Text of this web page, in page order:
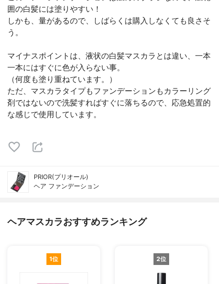
囲の白髪には塗りやすい！
しかも、量があるので、しばらくは購入しなくても良さそ
う。
マイナスポイントは、液状の白髪マスカラとは違い、一本
一本にはすぐに色が入らない事。
（何度も塗り重ねています。）
ただ、マスカラタイプもファンデーションもカラーリング
剤ではないので洗髪すればすぐに落ちるので、応急処置的
な感じで使用しています。
PRIOR(プリオール)
ヘア ファンデーション
ヘアマスカラおすすめランキング
1位 2位